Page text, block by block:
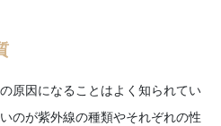
原因になることはよく知られてい
のが紫外線の種類やそれぞれの性